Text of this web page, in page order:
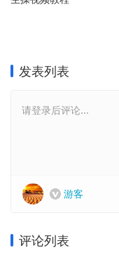
发表列表
请登录后评论...
游客
评论列表